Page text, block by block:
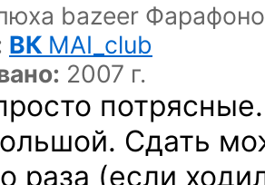
bazeer
ВК MAI_club
2007 г.
Сдать
раза (если